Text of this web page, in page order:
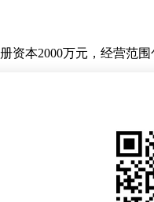
资本2000万元，经营